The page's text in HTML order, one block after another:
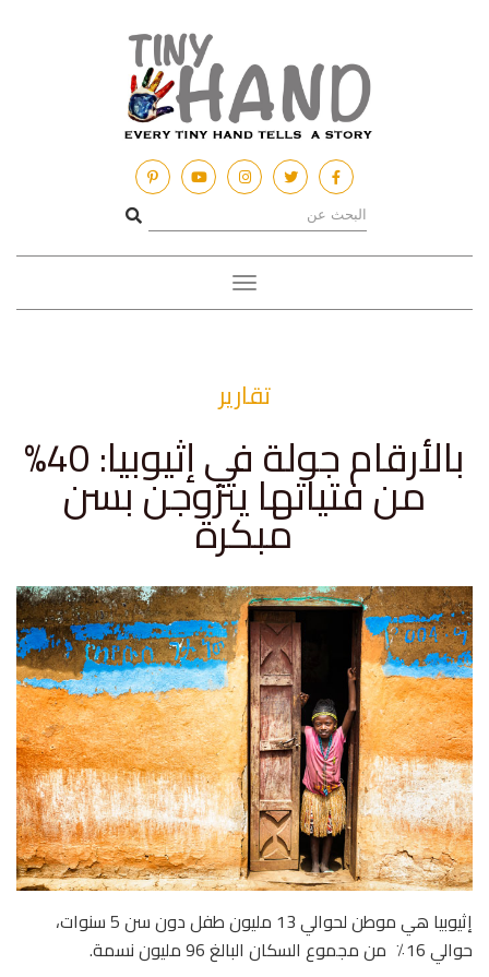
Toggle
navigation
تقارير
بالأرقام جولة في إثيوبيا: 40%
من فتياتها يتزوجن بسن
مبكرة
إثيوبيا هي موطن لحوالي 13 مليون طفل دون سن 5 سنوات،
حوالي 16٪ من مجموع السكان البالغ 96 مليون نسمة.